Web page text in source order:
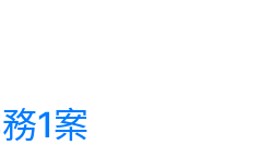
1案